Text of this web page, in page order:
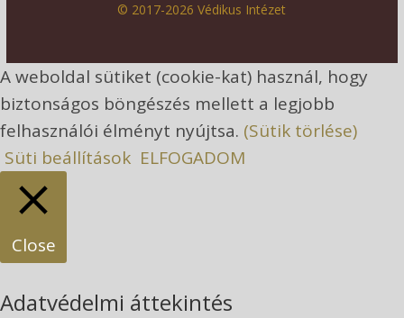
© 2017-2026 Védikus Intézet
A weboldal sütiket (cookie-kat) használ, hogy
biztonságos böngészés mellett a legjobb
felhasználói élményt nyújtsa. (Sütik törlése)
Süti beállítások ELFOGADOM
Close
Adatvédelmi áttekintés